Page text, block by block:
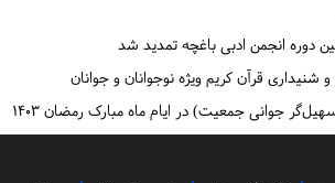
دوره انجمن ادبی باغچه تمدید شد
شنیداری قرآن کریم ویژه نوجوانان و جوانان
جوانی جمعیت) در ایام ماه مبارک رمضان ۱۴۰۳